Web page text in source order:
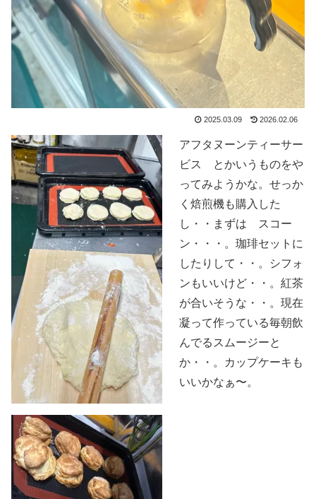
2025.03.09 2026.02.06
アフタヌーンティーサー
ビス とかいうものをや
ってみようかな。せっか
く焙煎機も購入した
し・・まずは スコー
ン・・・。珈琲セットに
したりして・・。シフォ
ンもいいけど・・。紅茶
が合いそうな・・。現在
凝って作っている毎朝飲
んでるスムージーと
か・・。カップケーキも
いいかなぁ〜。